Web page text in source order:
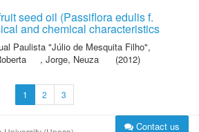
seed oil (Passiflora edulis f.
and chemical characteristics
Paulista "Júlio de Mesquita Filho",
, Jorge, Neuza
(2012)
1 2 3
Contact us